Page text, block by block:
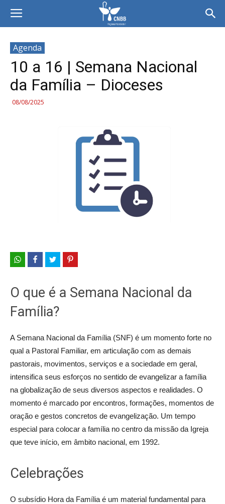
Agenda
10 a 16 | Semana Nacional
da Família – Dioceses
08/08/2025
O que é a Semana Nacional da
Família?
A Semana Nacional da Família (SNF) é um momento forte no
qual a Pastoral Familiar, em articulação com as demais
pastorais, movimentos, serviços e a sociedade em geral,
intensifica seus esforços no sentido de evangelizar a família
na globalização de seus diversos aspectos e realidades. O
momento é marcado por encontros, formações, momentos de
oração e gestos concretos de evangelização. Um tempo
especial para colocar a família no centro da missão da Igreja
que teve início, em âmbito nacional, em 1992.
Celebrações
O subsídio Hora da Família é um material fundamental para